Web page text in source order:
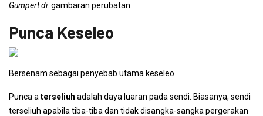
Gumpert di:gambaran perubatan
Punca Keseleo
Bersenam sebagai penyebab utama keseleo
Punca a terseliuh adalah daya luaran pada sendi. Biasanya, sendi
terseliuh apabila tiba-tiba dan tidak disangka-sangka pergerakan